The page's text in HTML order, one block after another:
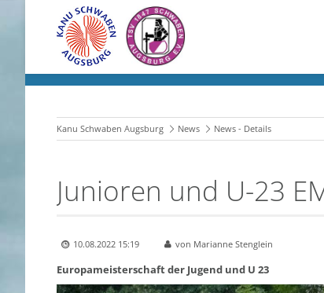
Kanu Schwaben Augsburg News News - Details
Junioren und U-23
10.08.2022 15:19 von Marianne Stenglein
Europameisterschaft der Jugend und U 23